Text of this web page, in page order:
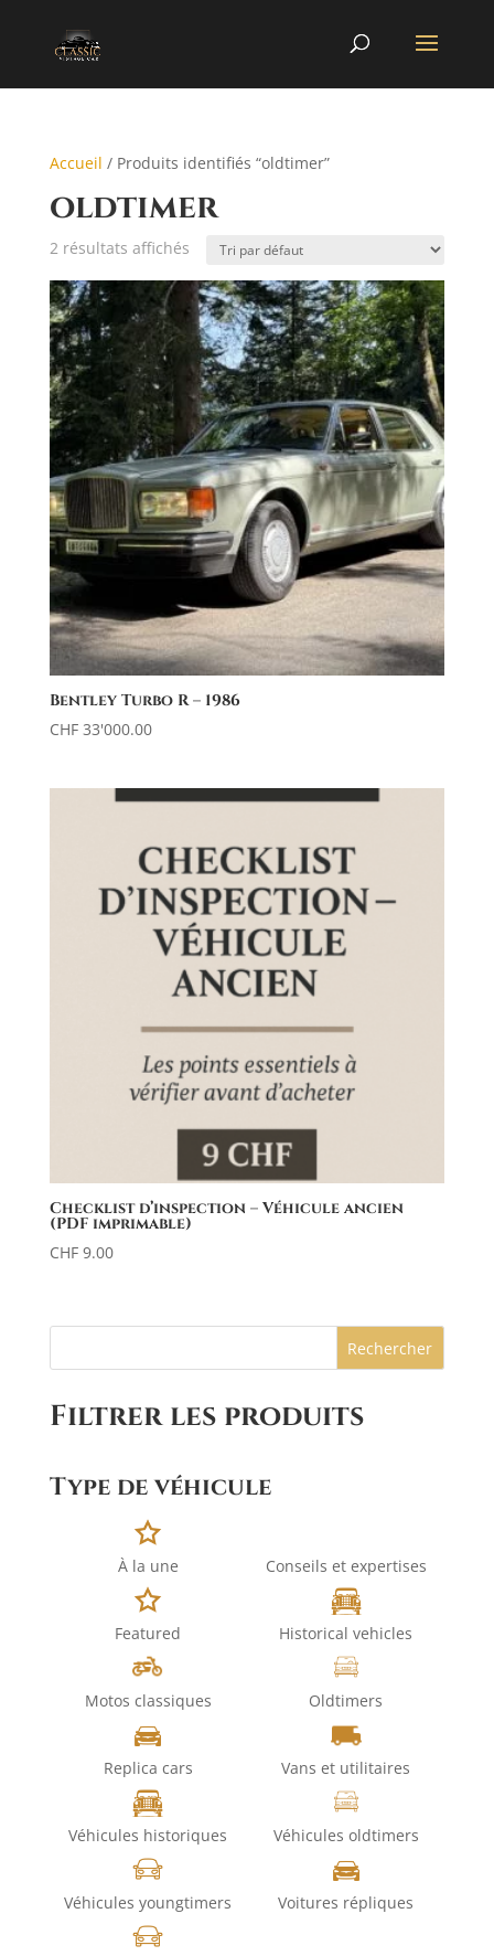
Accueil / Produits identifiés “oldtimer”
oldtimer
2 résultats affichés
Bentley Turbo R – 1986
CHF33'000.00
Checklist d’inspection – Véhicule ancien
(PDF imprimable)
CHF9.00
Rechercher
Filtrer les produits
Type de véhicule
À la une Conseils et expertises
Featured Historical vehicles
Motos classiques Oldtimers
Replica cars Vans et utilitaires
Véhicules historiques Véhicules oldtimers
Véhicules youngtimers Voitures répliques